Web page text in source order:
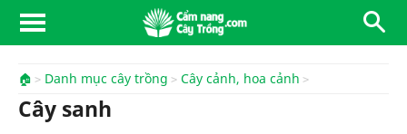
🏠 Danh mục cây trồng Cây cảnh, hoa cảnh
Cây sanh